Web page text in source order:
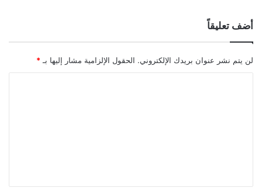
أضف تعليقاً
لن يتم نشر عنوان بريدك الإلكتروني. الحقول الإلزامية مشار إليها بـ *